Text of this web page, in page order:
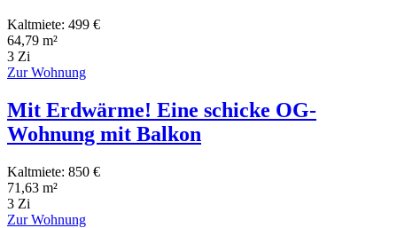
Kaltmiete: 499 €
64,79 m²
3 Zi
Zur Wohnung
Mit Erdwärme! Eine schicke OG-
Wohnung mit Balkon
Kaltmiete: 850 €
71,63 m²
3 Zi
Zur Wohnung